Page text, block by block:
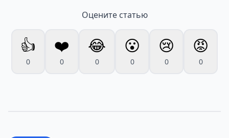
Оцените статью
👍
0
❤️
0
😂
0
😮
0
😢
0
😡
0